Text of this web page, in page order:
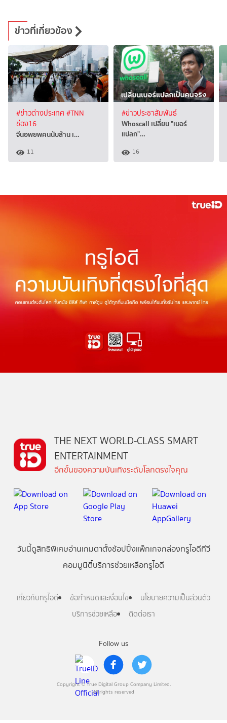
ข่าวที่เกี่ยวข้อง
#ข่าวต่างประเทศ #TNN
ช่อง16
จีนอพยพคนนับล้าน เ…
11
#ข่าวประชาสัมพันธ์
Whoscall เปลี่ยน "เบอร์
แปลก"…
16
Follow us
Copyright © True Digital Group Company Limited.
All rights reserved
THE NEXT WORLD-CLASS SMART
ENTERTAINMENT
อีกขั้นของความบันเทิงระดับโลกตรงใจคุณ
วันนี้ดูสิทธิพิเศษอ่านเกมตาตั้งช้อปปิ้งแพ็กเกจกล่องทรูไอดีทีวี
คอมมูนิตี้บริการช่วยเหลือทรูไอดี
เกี่ยวกับทรูไอดี ข้อกำหนดและเงื่อนไข
นโยบายความเป็นส่วนตัว
บริการช่วยเหลือ
ติดต่อเรา